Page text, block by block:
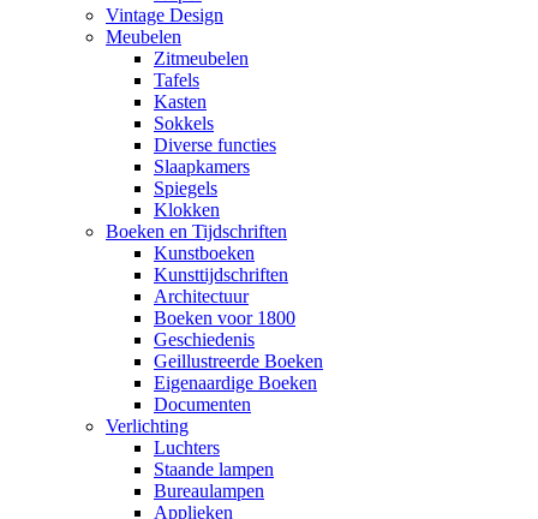
Vintage Design
Meubelen
Zitmeubelen
Tafels
Kasten
Sokkels
Diverse functies
Slaapkamers
Spiegels
Klokken
Boeken en Tijdschriften
Kunstboeken
Kunsttijdschriften
Architectuur
Boeken voor 1800
Geschiedenis
Geillustreerde Boeken
Eigenaardige Boeken
Documenten
Verlichting
Luchters
Staande lampen
Bureaulampen
Applieken